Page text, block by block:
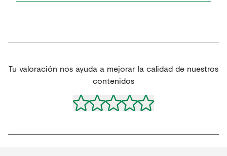
Tu valoración nos ayuda a mejorar la calidad de nuestros
contenidos